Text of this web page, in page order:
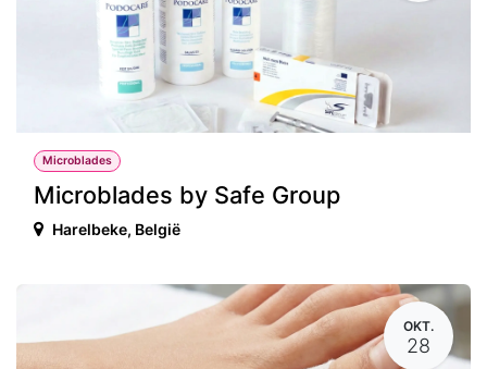
Microblades
Microblades by Safe Group
Harelbeke, België
OKT.
28